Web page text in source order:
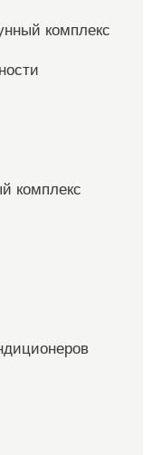
комплекс
комплекс